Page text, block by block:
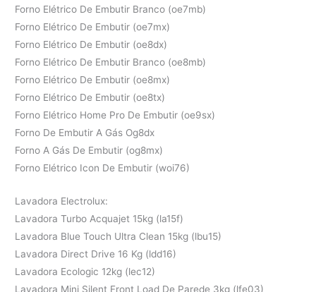
Forno Elétrico De Embutir Branco (oe7mb)
Forno Elétrico De Embutir (oe7mx)
Forno Elétrico De Embutir (oe8dx)
Forno Elétrico De Embutir Branco (oe8mb)
Forno Elétrico De Embutir (oe8mx)
Forno Elétrico De Embutir (oe8tx)
Forno Elétrico Home Pro De Embutir (oe9sx)
Forno De Embutir A Gás Og8dx
Forno A Gás De Embutir (og8mx)
Forno Elétrico Icon De Embutir (woi76)
Lavadora Electrolux:
Lavadora Turbo Acquajet 15kg (la15f)
Lavadora Blue Touch Ultra Clean 15kg (lbu15)
Lavadora Direct Drive 16 Kg (ldd16)
Lavadora Ecologic 12kg (lec12)
Lavadora Mini Silent Front Load De Parede 3kg (lfe03)